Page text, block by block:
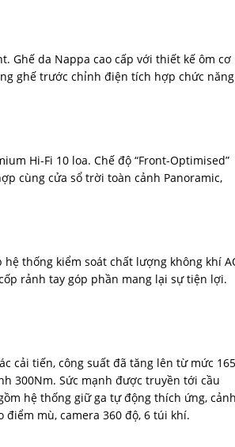
Ghế da Nappa cao cấp với thiết kế ôm cơ
ghế trước chỉnh điện tích hợp chức năng
Hi-Fi 10 loa. Chế độ “Front-Optimised”
cùng cửa sổ trời toàn cảnh Panoramic,
thống kiểm soát chất lượng không khí
rảnh tay góp phần mang lại sự tiện lợi.
cải tiến, công suất đã tăng lên từ mức 165
300Nm. Sức mạnh được truyền tới cầu
hệ thống giữ ga tự động thích ứng, cảnh
mù, camera 360 độ, 6 túi khí.